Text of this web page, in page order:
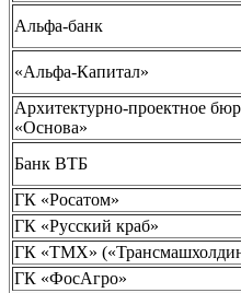
Альфа-банк
«Альфа-Капитал»
Архитектурно-проектное
«Основа»
Банк ВТБ
ГК «Росатом»
ГК «Русский краб»
ГК «ТМХ»
ГК «ФосАгро»